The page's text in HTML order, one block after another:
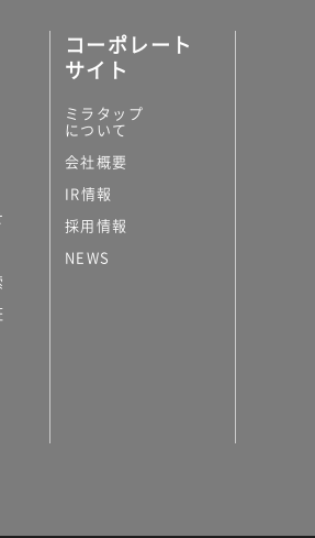
コーポレート
サイト
ミラタップ
について
会社概要
IR情報
採用情報
NEWS